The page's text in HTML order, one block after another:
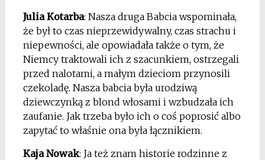
Julia Kotarba: Nasza druga Babcia wspominała,
że był to czas nieprzewidywalny, czas strachu i
niepewności, ale opowiadała także o tym, że
Niemcy traktowali ich z szacunkiem, ostrzegali
przed nalotami, a małym dzieciom przynosili
czekoladę. Nasza babcia była urodziwą
dziewczynką z blond włosami i wzbudzała ich
zaufanie. Jak trzeba było ich o coś poprosić albo
zapytać to właśnie ona była łącznikiem.
Kaja Nowak: Ja też znam historie rodzinne z